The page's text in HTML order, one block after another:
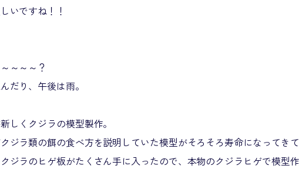
いですね！！
～～～？
だり、午後は雨。
しくクジラの模型製作。
ジラ類の餌の食べ方を説明していた模型がそろそろ寿命になってき
ジラのヒゲ板がたくさん手に入ったので、本物のクジラヒゲで模型作